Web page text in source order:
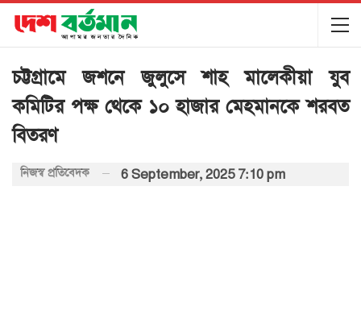
চট্টগ্রামে জশনে জুলুসে শাহ মালেকীয়া যুব
কমিটির পক্ষ থেকে ১০ হাজার মেহমানকে শরবত
বিতরণ
নিজস্ব প্রতিবেদক 6 September, 2025 7:10 pm